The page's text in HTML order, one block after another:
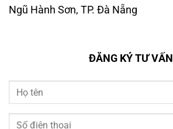
Ngũ Hành Sơn, TP. Đà Nẵng
ĐĂNG KÝ TƯ VẤN